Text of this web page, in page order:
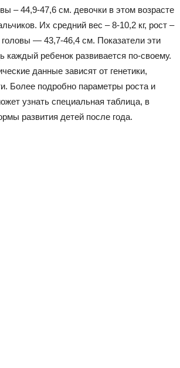
– 44,9-47,6 см. девочки в этом возрасте
Их средний вес – 8-10,2 кг, рост –
— 43,7-46,4 см. Показатели эти
каждый ребенок развивается по-своему.
данные зависят от генетики,
Более подробно параметры роста и
узнать специальная таблица, в
развития детей после года.